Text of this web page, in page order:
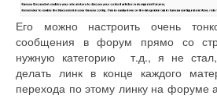
Его можно настроить очень
сообщения в форум прямо со
нужную категорию т.д., я не стал,
делать линк в конце каждого
перехода по этому линку на форуме